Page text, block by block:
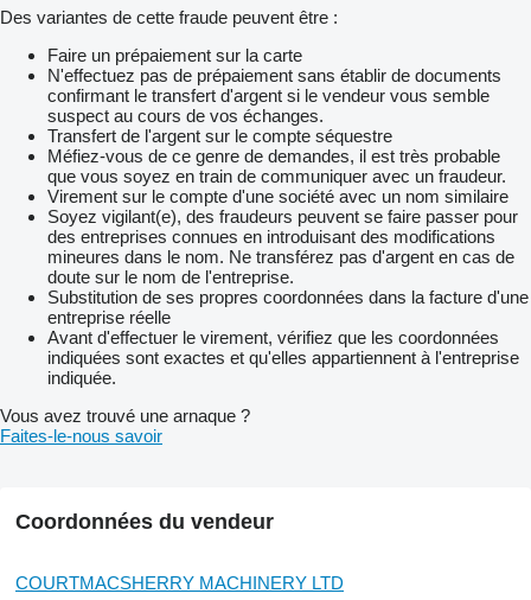
Des variantes de cette fraude peuvent être :
Faire un prépaiement sur la carte
N'effectuez pas de prépaiement sans établir de documents
confirmant le transfert d'argent si le vendeur vous semble
suspect au cours de vos échanges.
Transfert de l'argent sur le compte séquestre
Méfiez-vous de ce genre de demandes, il est très probable
que vous soyez en train de communiquer avec un fraudeur.
Virement sur le compte d'une société avec un nom similaire
Soyez vigilant(e), des fraudeurs peuvent se faire passer pour
des entreprises connues en introduisant des modifications
mineures dans le nom. Ne transférez pas d'argent en cas de
doute sur le nom de l'entreprise.
Substitution de ses propres coordonnées dans la facture d'une
entreprise réelle
Avant d'effectuer le virement, vérifiez que les coordonnées
indiquées sont exactes et qu'elles appartiennent à l'entreprise
indiquée.
Vous avez trouvé une arnaque ?
Faites-le-nous savoir
Coordonnées du vendeur
COURTMACSHERRY MACHINERY LTD